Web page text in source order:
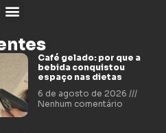
Café gelado: por que a
bebida conquistou
espaço nas dietas
6 de agosto de 2026
Nenhum comentário